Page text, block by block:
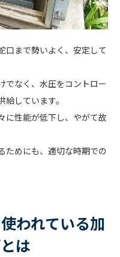
口まで勢いよく、安定して
でなく、水圧をコントロー
しています。
に性能が低下し、やがて故
ためにも、適切な時期での
われている加
は